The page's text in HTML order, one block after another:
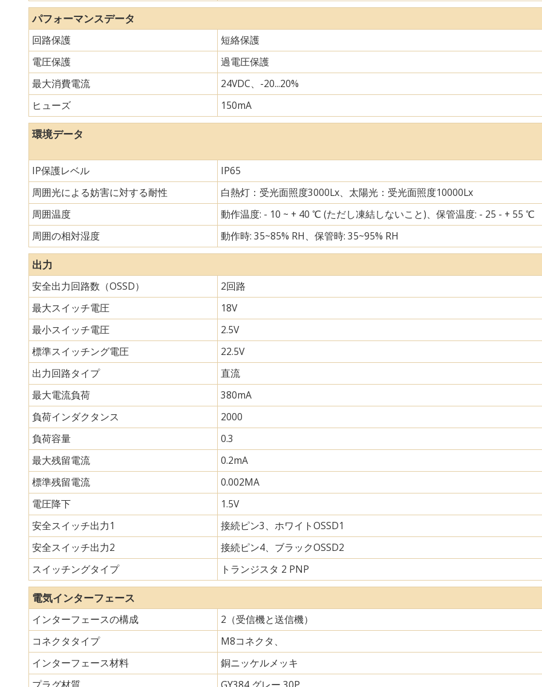
パフォーマンスデータ
回路保護
短絡保護
電圧保護
過電圧保護
最大消費電流
24VDC、-20...20%
ヒューズ
150mA
環境データ
IP保護レベル
IP65
周囲光による妨害に対する耐性
白熱灯：受光面照度3000Lx、太陽光：受光面照度10000Lx
周囲温度
動作温度: - 10 ~ + 40 ℃ (ただし凍結しないこと)、保管温度: - 25 - + 55 ℃
周囲の相対湿度
動作時: 35~85% RH、保管時: 35~95% RH
出力
安全出力回路数（OSSD）
2回路
最大スイッチ電圧
18V
最小スイッチ電圧
2.5V
標準スイッチング電圧
22.5V
出力回路タイプ
直流
最大電流負荷
380mA
負荷インダクタンス
2000
負荷容量
0.3
最大残留電流
0.2mA
標準残留電流
0.002MA
電圧降下
1.5V
安全スイッチ出力1
接続ピン3、ホワイトOSSD1
安全スイッチ出力2
接続ピン4、ブラックOSSD2
スイッチングタイプ
トランジスタ 2 PNP
電気インターフェース
インターフェースの構成
2（受信機と送信機）
コネクタタイプ
M8コネクタ、
インターフェース材料
銅ニッケルメッキ